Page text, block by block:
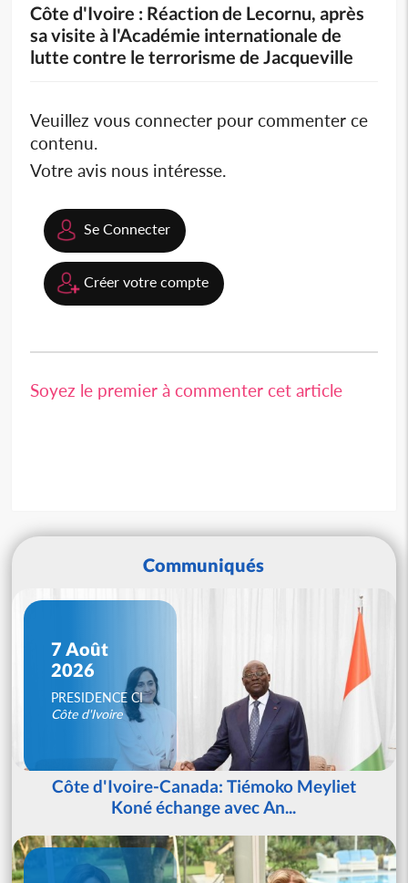
Côte d'Ivoire : Réaction de Lecornu, après
sa visite à l'Académie internationale de
lutte contre le terrorisme de Jacqueville
Veuillez vous connecter pour commenter ce
contenu.
Votre avis nous intéresse.
Se Connecter
Créer votre compte
Soyez le premier à commenter cet article
Communiqués
7 Août
2026
PRESIDENCE CI
Côte d'Ivoire
Côte d'Ivoire-Canada: Tiémoko Meyliet
Koné échange avec An...